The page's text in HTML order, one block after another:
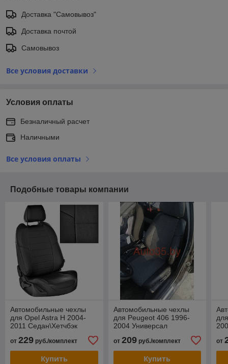
Доставка "Самовывоз"
Доставка почтой
Самовывоз
Все условия доставки
Условия оплаты
Безналичный расчет
Наличными
Все условия оплаты
Подобные товары компании
Автомобильные чехлы
для Opel Astra H 2004-
2011 Седан\Хетчбэк
от 229 руб./комплект
Купить
Автомобильные чехлы
для Peugeot 406 1996-
2004 Универсал
от 209руб./комплект
Купить
от